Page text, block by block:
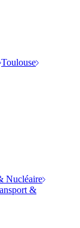
Toulouse
Nucléaire
&